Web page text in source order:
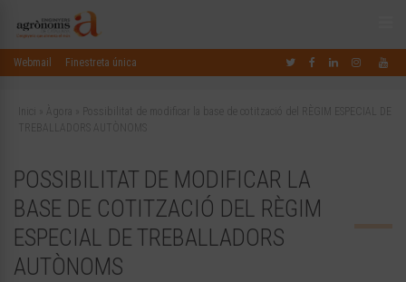
Webmail Finestreta única
Inici Àgora
Possibilitat de modificar la base de cotització del RÈGIM ESPECIAL DE
TREBALLADORS AUTÒNOMS
POSSIBILITAT DE MODIFICAR LA
BASE DE COTITZACIÓ DEL RÈGIM
ESPECIAL DE TREBALLADORS
AUTÒNOMS